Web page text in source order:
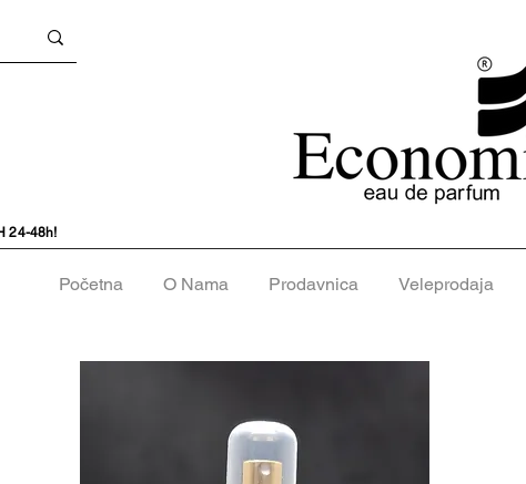
24-48h!
Početna O Nama Prodavnica Veleprodaja